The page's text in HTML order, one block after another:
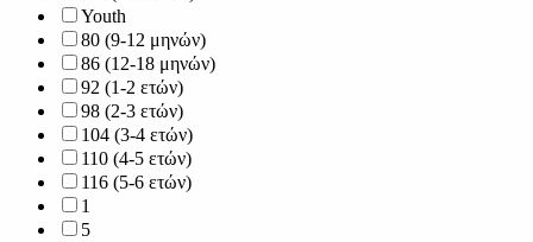
Youth
80 (9-12 μηνών)
86 (12-18 μηνών)
92 (1-2 ετών)
98 (2-3 ετών)
104 (3-4 ετών)
110 (4-5 ετών)
116 (5-6 ετών)
1
5